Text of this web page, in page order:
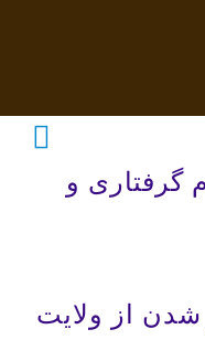
گرفتاری و
شدن از ولایت